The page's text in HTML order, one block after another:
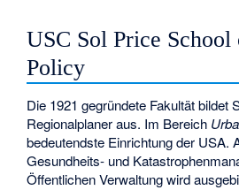
USC Sol Price
Policy
Die 1921 gegründete Fakultät bildet
Regionalplaner aus. Im Bereich
bedeutendste Einrichtung der USA.
Gesundheits- und
Öffentlichen Verwaltung wird